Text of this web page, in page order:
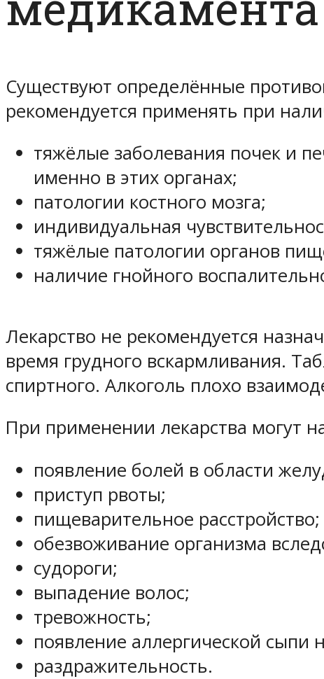
Существуют определённые
рекомендуется применять при
тяжёлые заболевания почек и
именно в этих органах;
патологии костного мозга;
индивидуальная
тяжёлые патологии органов
наличие гнойного
Лекарство не рекомендуется
время грудного вскармливания.
спиртного. Алкоголь плохо
При применении лекарства могут
появление болей в области
приступ рвоты;
пищеварительное расстройство;
обезвоживание организма
судороги;
выпадение волос;
тревожность;
появление аллергической сыпи
раздражительность.